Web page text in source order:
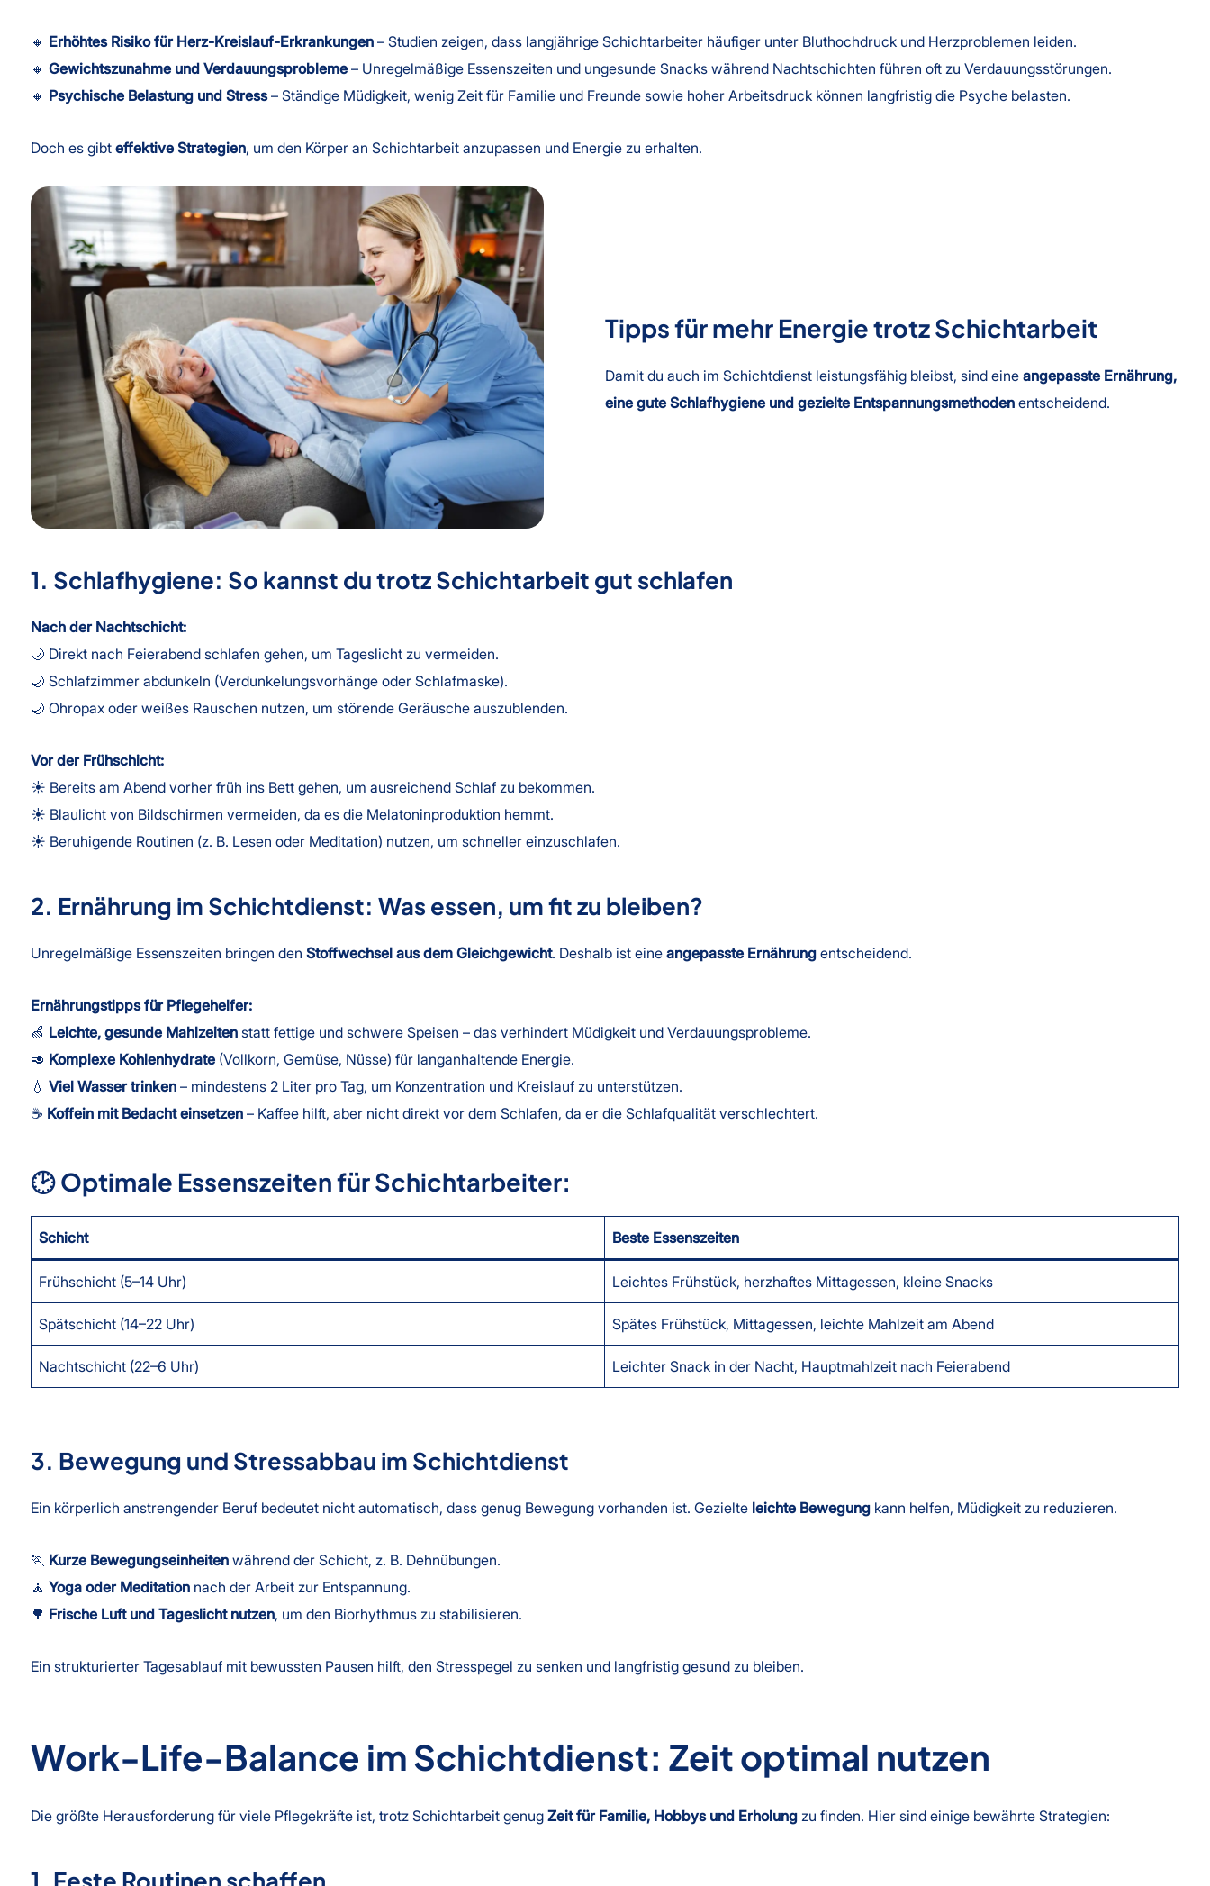
🔸 Erhöhtes Risiko für Herz-Kreislauf-Erkrankungen– Studien zeigen, dass langjährige Schichtarbeiter häufiger unter Bluthochdruck und Herzproblemen leiden.
🔸 Gewichtszunahme und Verdauungsprobleme– Unregelmäßige Essenszeiten und ungesunde Snacks während Nachtschichten führen oft zu Verdauungsstörungen.
🔸 Psychische Belastung und Stress– Ständige Müdigkeit, wenig Zeit für Familie und Freunde sowie hoher Arbeitsdruck können langfristig die Psyche belasten.
Doch es gibt effektive Strategien, um den Körper an Schichtarbeit anzupassen und Energie zu erhalten.
Tipps für mehr Energie trotz Schichtarbeit
Damit du auch im Schichtdienst leistungsfähig bleibst, sind eine angepasste Ernährung,
eine gute Schlafhygiene und gezielte Entspannungsmethoden entscheidend.
1. Schlafhygiene: So kannst du trotz Schichtarbeit gut schlafen
Nach der Nachtschicht:
🌙 Direkt nach Feierabend schlafen gehen, um Tageslicht zu vermeiden.
🌙 Schlafzimmer abdunkeln (Verdunkelungsvorhänge oder Schlafmaske).
🌙 Ohropax oder weißes Rauschen nutzen, um störende Geräusche auszublenden.
Vor der Frühschicht:
☀️ Bereits am Abend vorher früh ins Bett gehen, um ausreichend Schlaf zu bekommen.
☀️ Blaulicht von Bildschirmen vermeiden, da es die Melatoninproduktion hemmt.
☀️ Beruhigende Routinen (z. B. Lesen oder Meditation) nutzen, um schneller einzuschlafen.
2. Ernährung im Schichtdienst: Was essen, um fit zu bleiben?
Unregelmäßige Essenszeiten bringen den Stoffwechsel aus dem Gleichgewicht. Deshalb ist eine angepasste Ernährungentscheidend.
Ernährungstipps für Pflegehelfer:
🍏 Leichte, gesunde Mahlzeitenstatt fettige und schwere Speisen – das verhindert Müdigkeit und Verdauungsprobleme.
🥑 Komplexe Kohlenhydrate(Vollkorn, Gemüse, Nüsse) für langanhaltende Energie.
💧 Viel Wasser trinken– mindestens 2 Liter pro Tag, um Konzentration und Kreislauf zu unterstützen.
☕ Koffein mit Bedacht einsetzen– Kaffee hilft, aber nicht direkt vor dem Schlafen, da er die Schlafqualität verschlechtert.
🕑Optimale Essenszeiten für Schichtarbeiter:
Schicht Beste Essenszeiten
Frühschicht (5–14 Uhr) Leichtes Frühstück, herzhaftes Mittagessen, kleine Snacks
Spätschicht (14–22 Uhr) Spätes Frühstück, Mittagessen, leichte Mahlzeit am Abend
Nachtschicht (22–6 Uhr) Leichter Snack in der Nacht, Hauptmahlzeit nach Feierabend
3. Bewegung und Stressabbau im Schichtdienst
Ein körperlich anstrengender Beruf bedeutet nicht automatisch, dass genug Bewegung vorhanden ist. Gezielte leichte Bewegungkann helfen, Müdigkeit zu reduzieren.
🏃 Kurze Bewegungseinheitenwährend der Schicht, z. B. Dehnübungen.
🧘 Yoga oder Meditationnach der Arbeit zur Entspannung.
🌳 Frische Luft und Tageslicht nutzen, um den Biorhythmus zu stabilisieren.
Ein strukturierter Tagesablauf mit bewussten Pausen hilft, den Stresspegel zu senken und langfristig gesund zu bleiben.
Work-Life-Balance im Schichtdienst: Zeit optimal nutzen
Die größte Herausforderung für viele Pflegekräfte ist, trotz Schichtarbeit genug Zeit für Familie, Hobbys und Erholungzu finden. Hier sind einige bewährte Strategien: